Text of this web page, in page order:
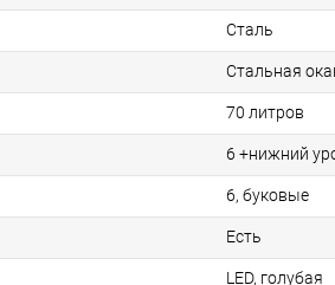
Сталь
Стальная
70 литров
6 +нижний
6, буковые
Есть
LED, голубая